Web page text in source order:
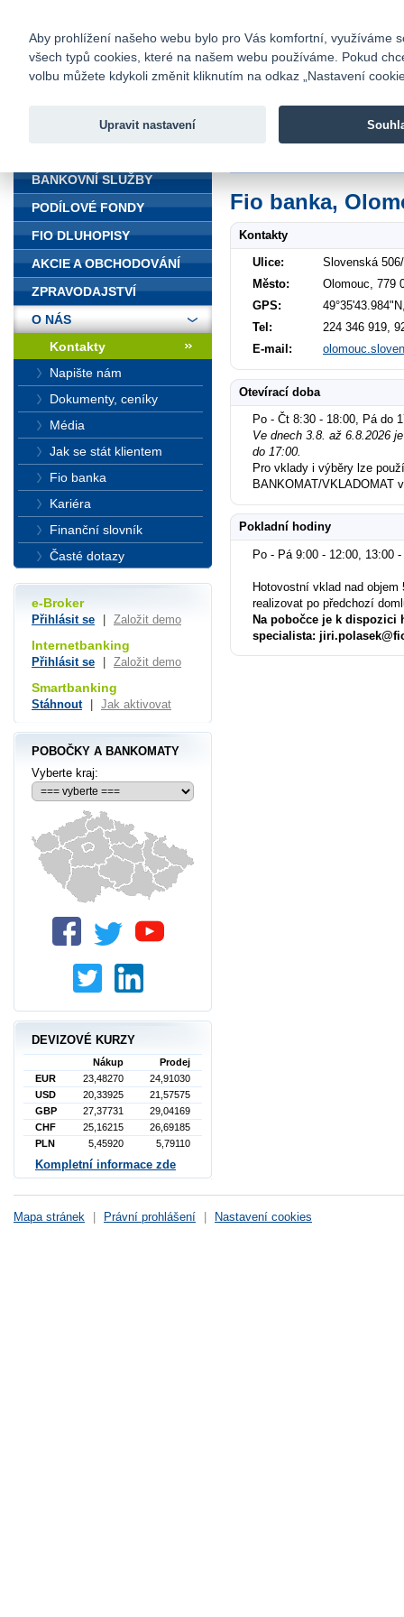
Fio banka
Fio banka
Fio banka,
Kontakty
Ulice:
Slovenská
Město:
Olomouc, 779
GPS:
Tel:
224 346 919,
E-mail:
Otevírací doba
Po - Čt 8:30 - 18:00, Pá do
Ve dnech 3.8. až 6.8.2026
do 17:00.
Pro vklady i výběry lze
BANKOMAT/VKLADOMAT
Pokladní hodiny
Po - Pá 9:00 - 12:00, 13:00
Hotovostní vklad nad objem
realizovat po předchozí
Na pobočce je k dispozici
specialista:
BANKOVNÍ SLUŽBY
PODÍLOVÉ FONDY
FIO DLUHOPISY
AKCIE A OBCHODOVÁNÍ
ZPRAVODAJSTVÍ
O NÁS
Kontakty
Napište nám
Dokumenty, ceníky
Média
Jak se stát klientem
Fio banka
Kariéra
Finanční slovník
Časté dotazy
e-Broker
Přihlásit se Založit demo
Internetbanking
Přihlásit se Založit demo
Smartbanking
Stáhnout Jak aktivovat
POBOČKY A BANKOMATY
Vyberte kraj:
DEVIZOVÉ KURZY
Nákup
Prodej
EUR
23,48270
24,91030
USD
20,33925
21,57575
GBP
27,37731
29,04169
CHF
25,16215
26,69185
PLN
5,45920 5,79110
Kompletní informace zde
Mapa stránek Právní prohlášení Nastavení cookies
Aby prohlížení našeho webu bylo pro Vás komfortní, využíváme
všech typů cookies, které na našem webu používáme. Pokud
volbu můžete kdykoli změnit kliknutím na odkaz „Nastavení
Upravit nastavení